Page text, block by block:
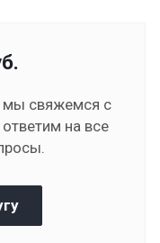
мы свяжемся с
на все